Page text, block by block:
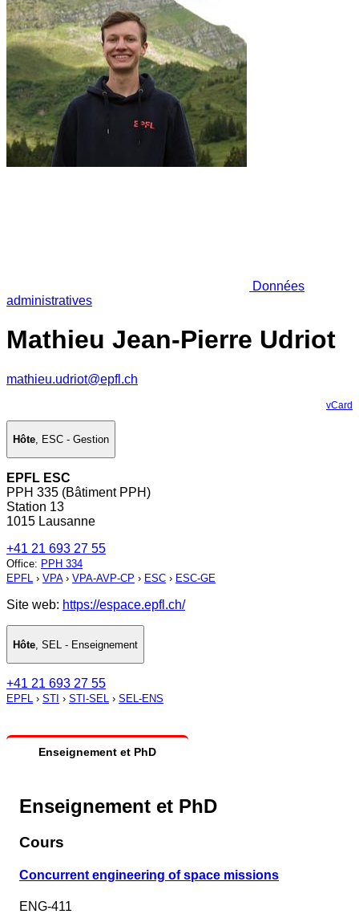
Données
administratives
Mathieu Jean-Pierre Udriot
mathieu.udriot@epfl.ch
vCard
Hôte, ESC - Gestion
EPFL ESC
PPH 335 (Bâtiment PPH)
Station 13
1015 Lausanne
+41 21 693 27 55
Office: PPH 334
EPFL › VPA› VPA-AVP-CP › ESC › ESC-GE
Site web: https://espace.epfl.ch/
Hôte SEL - Enseignement
+41 21 693 27 55
EPFL › STI › STI-SEL › SEL-ENS
Enseignement et PhD
Enseignement et PhD
Cours
Concurrent engineering of space missions
ENG-411